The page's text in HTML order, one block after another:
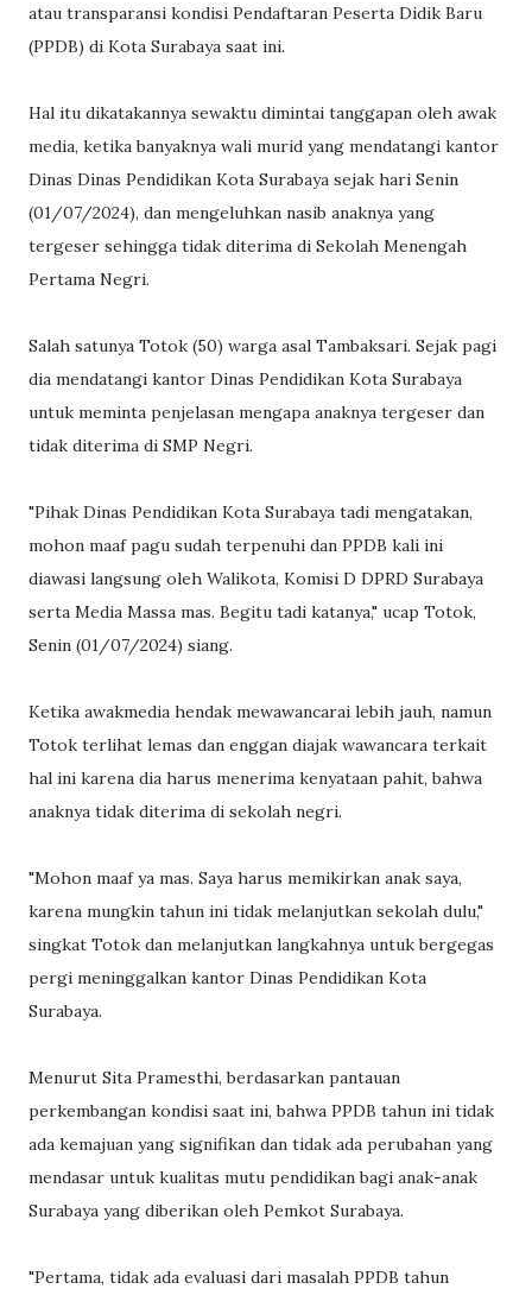
atau transparansi kondisi Pendaftaran Peserta Didik Baru
(PPDB) di Kota Surabaya saat ini.
Hal itu dikatakannya sewaktu dimintai tanggapan oleh awak
media, ketika banyaknya wali murid yang mendatangi kantor
Dinas Dinas Pendidikan Kota Surabaya sejak hari Senin
(01/07/2024), dan mengeluhkan nasib anaknya yang
tergeser sehingga tidak diterima di Sekolah Menengah
Pertama Negri.
Salah satunya Totok (50) warga asal Tambaksari. Sejak pagi
dia mendatangi kantor Dinas Pendidikan Kota Surabaya
untuk meminta penjelasan mengapa anaknya tergeser dan
tidak diterima di SMP Negri.
"Pihak Dinas Pendidikan Kota Surabaya tadi mengatakan,
mohon maaf pagu sudah terpenuhi dan PPDB kali ini
diawasi langsung oleh Walikota, Komisi D DPRD Surabaya
serta Media Massa mas. Begitu tadi katanya," ucap Totok,
Senin (01/07/2024) siang.
Ketika awakmedia hendak mewawancarai lebih jauh, namun
Totok terlihat lemas dan enggan diajak wawancara terkait
hal ini karena dia harus menerima kenyataan pahit, bahwa
anaknya tidak diterima di sekolah negri.
"Mohon maaf ya mas. Saya harus memikirkan anak saya,
karena mungkin tahun ini tidak melanjutkan sekolah dulu,"
singkat Totok dan melanjutkan langkahnya untuk bergegas
pergi meninggalkan kantor Dinas Pendidikan Kota
Surabaya.
Menurut Sita Pramesthi, berdasarkan pantauan
perkembangan kondisi saat ini, bahwa PPDB tahun ini tidak
ada kemajuan yang signifikan dan tidak ada perubahan yang
mendasar untuk kualitas mutu pendidikan bagi anak-anak
Surabaya yang diberikan oleh Pemkot Surabaya.
"Pertama, tidak ada evaluasi dari masalah PPDB tahun